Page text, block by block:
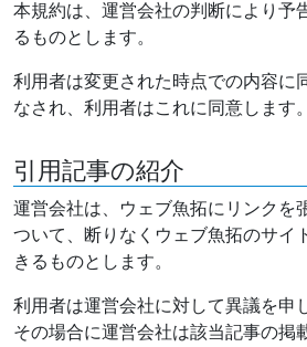
本規約は、運営会社の判断により予
るものとします。
利用者は変更された時点での内容に
なされ、利用者はこれに同意します。
引用記事の紹介
運営会社は、ウェブ魚拓にリンクを
ついて、断りなくウェブ魚拓のサイ
きるものとします。
利用者は運営会社に対して異議を申
その場合に運営会社は該当記事の掲